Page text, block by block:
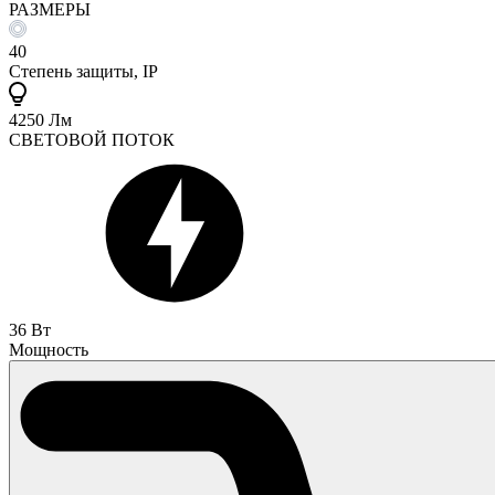
РАЗМЕРЫ
40
Степень защиты, IP
4250 Лм
СВЕТОВОЙ ПОТОК
36 Вт
Мощность